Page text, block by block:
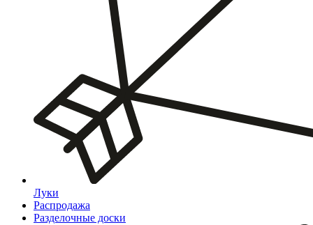
Луки
Распродажа
Разделочные доски